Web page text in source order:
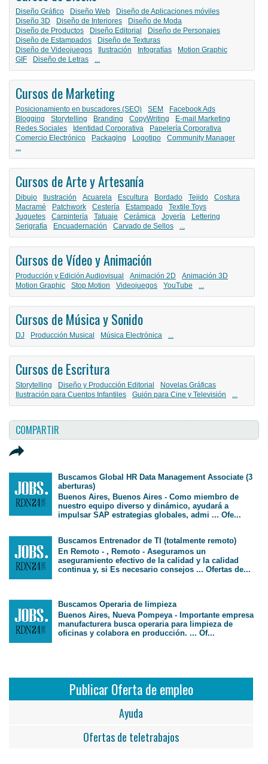
Diseño Gráfico Diseño Web
Diseño de Aplicaciones móviles
Diseño 3D
Diseño de Interiores
Diseño de Moda
Diseño de Productos
Diseño Editorial
Diseño de Personajes
Diseño de Estampados
Diseño de Texturas
Diseño de Videojuegos
Ilustración Infografías
Motion Graphic
GIF
Diseño de Letras ...
Cursos de Marketing
Posicionamiento en buscadores (SEO) SEM
Facebook Ads
Blogging
Storytelling Branding CopyWriting
E-mail Marketing
Redes Sociales
Identidad Corporativa
Papelería Corporativa
Comercio Electrónico
Packaging Logotipo
Community Manager
...
Cursos de Arte y Artesanía
Dibujo Ilustración Acuarela Escultura Bordado Tejido
Costura
Macramé
Patchwork Cestería Estampado
Textile Toys
Juguetes
Carpintería Tatuaje Cerámica Joyería
Lettering
Serigrafía
Encuadernación Carvado de Sellos ...
Cursos de Vídeo y Animación
Producción y Edición Audiovisual Animación 2D
Animación 3D
Motion Graphic
Stop Motion Videojuegos YouTube ...
Cursos de Música y Sonido
DJ Producción Musical Música Electrónica ...
Cursos de Escritura
Storytelling Diseño y Producción Editorial
Novelas Gráficas
Ilustración para Cuentos Infantiles
Guión para Cine y Televisión ...
COMPARTIR
Buscamos Global HR Data Management Associate (3
aberturas)
Buenos Aires, Buenos Aires - Como miembro de
nuestro equipo diverso y dinámico, ayudará a
impulsar SAP estrategias globales, admi ... Ofe...
Buscamos Entrenador de TI (totalmente remoto)
En Remoto - , Remoto - Aseguramos un
aseguramiento efectivo de la calidad y la calidad
continua y, si Es necesario consejos ... Ofertas de...
Buscamos Operaria de limpieza
Buenos Aires, Nueva Pompeya - Importante empresa
manufacturera busca operaria para limpieza de
oficinas y colabora en producción. ... Of...
Publicar Oferta de empleo
Ayuda
Ofertas de teletrabajos